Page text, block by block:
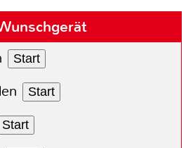
Start
Start
Start